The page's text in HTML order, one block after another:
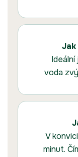
Ideální
voda
V
minut.